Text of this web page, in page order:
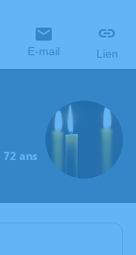
E-mail Lien
ans